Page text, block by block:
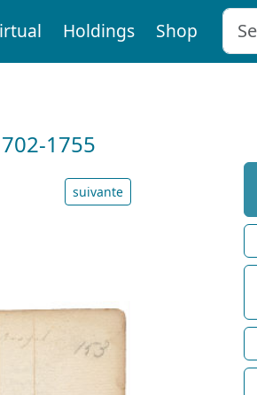
Holdings Shop
1755
suivante